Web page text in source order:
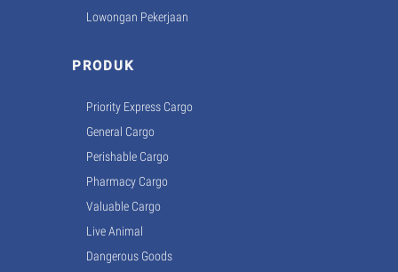
Lowongan Pekerjaan
PRODUK
Priority Express Cargo
General Cargo
Perishable Cargo
Pharmacy Cargo
Valuable Cargo
Live Animal
Dangerous Goods